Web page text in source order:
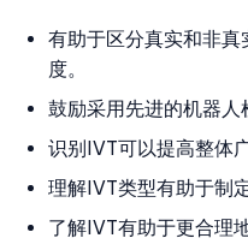
有助于区分真实和非
度。
鼓励采用先进的机器人
识别IVT可以提高整体
理解IVT类型有助于制
了解IVT有助于更合理